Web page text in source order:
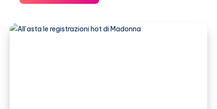
Ronaldo
casa